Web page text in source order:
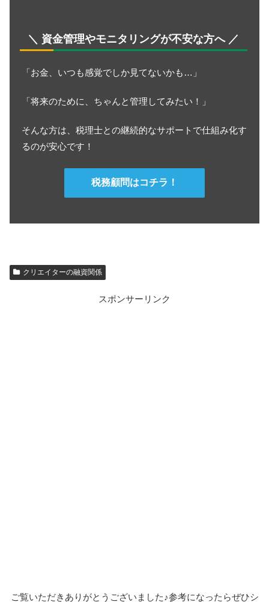
＼ 資金管理やモニタリングが不安な方へ ／
「お金、いつも感覚でしか見てないかも…」
「将来のために、ちゃんと管理してみたい！」
そんな方は、税理士との継続的なサポートで仕組み化す
るのが安心です！
税務顧問はコチラ！
クリエイターの融資関係
スポンサーリンク
ご覧いただきありがとうございました♪参考になったらぜひシ